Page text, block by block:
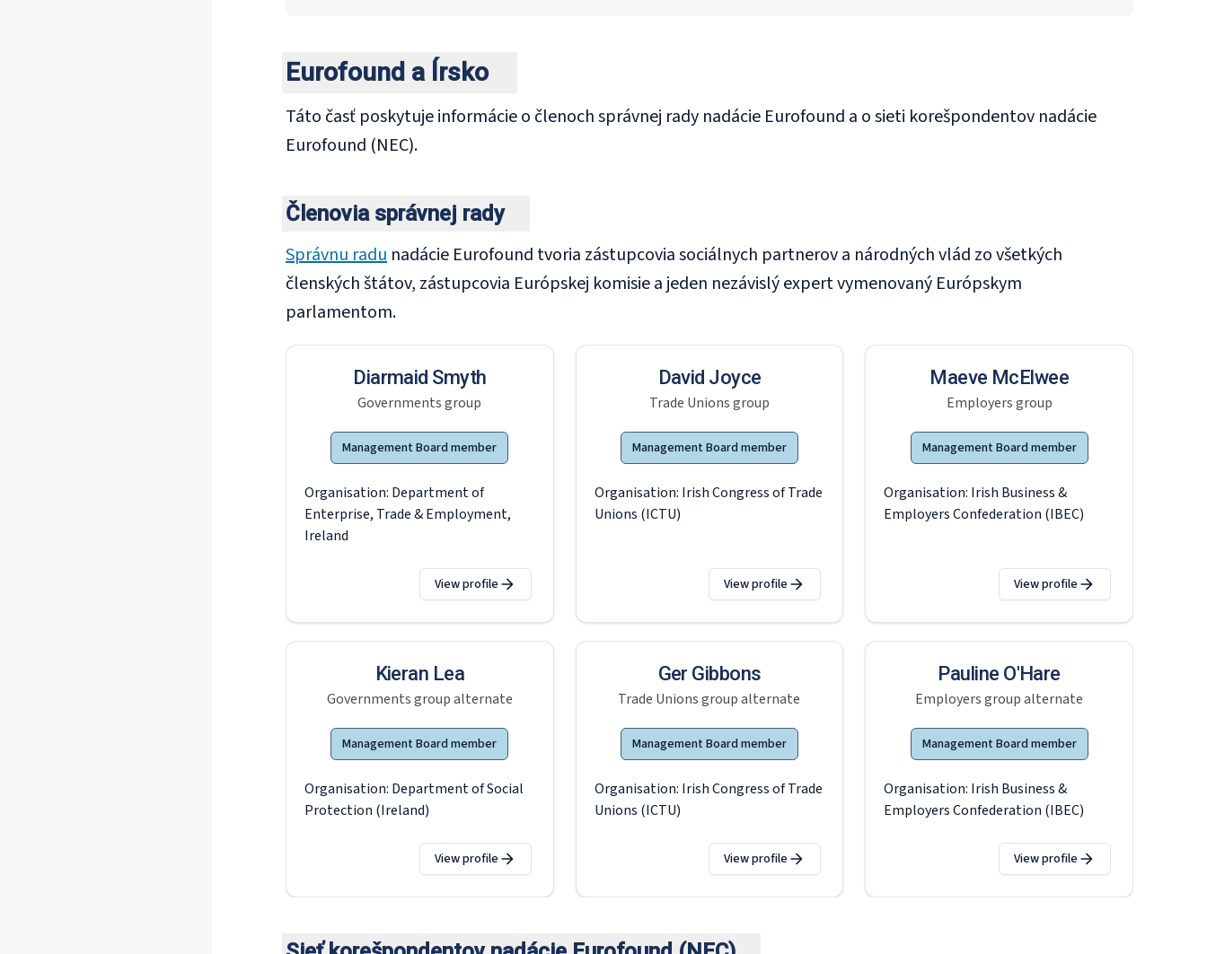
Eurofound a Írsko
Táto časť poskytuje informácie o členoch správnej rady nadácie Eurofound a o sieti korešpondentov nadácie
Eurofound (NEC).
Členovia správnej rady
Správnu radu nadácie Eurofound tvoria zástupcovia sociálnych partnerov a národných vlád zo všetkých
členských štátov, zástupcovia Európskej komisie a jeden nezávislý expert vymenovaný Európskym
parlamentom.
Diarmaid Smyth
Governments group
Management Board member
Organisation: Department of
Enterprise, Trade & Employment,
Ireland
View profile
David Joyce
Trade Unions group
Management Board member
Organisation: Irish Congress of Trade
Unions (ICTU)
View profile
Maeve McElwee
Employers group
Management Board member
Organisation: Irish Business &
Employers Confederation (IBEC)
View profile
Kieran Lea
Governments group alternate
Management Board member
Organisation: Department of Social
Protection (Ireland)
View profile
Ger Gibbons
Trade Unions group alternate
Management Board member
Organisation: Irish Congress of Trade
Unions (ICTU)
View profile
Pauline O'Hare
Employers group alternate
Management Board member
Organisation: Irish Business &
Employers Confederation (IBEC)
View profile